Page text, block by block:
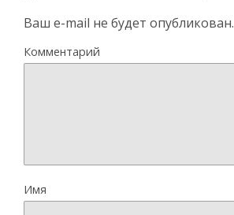
Ваш e-mail не будет опубликован.
Комментарий
Имя